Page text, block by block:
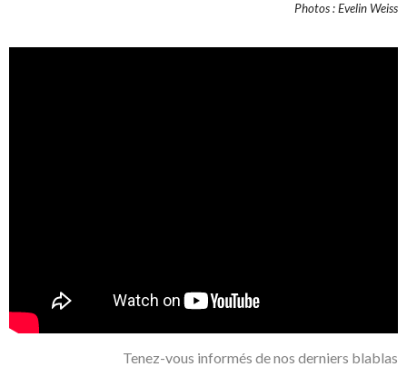
Photos : Evelin Weiss
Tenez-vous informés de nos derniers blablas